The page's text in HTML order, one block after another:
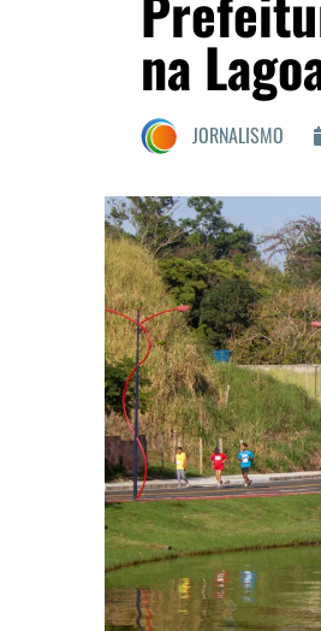
na
JORNALISMO